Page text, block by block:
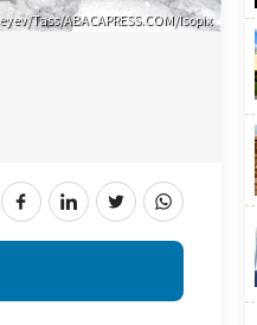
Tass/ABACAPRESS.COM/Isopix